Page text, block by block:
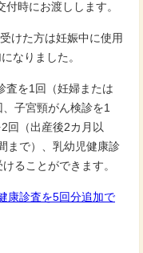
時にお渡しします。
けた方は妊娠中に使用
なりました。
査を1回（妊婦または
子宮頸がん検診を1
回（出産後2カ月以
まで）、乳幼児健康診
ることができます。
康診査を5回分追加で